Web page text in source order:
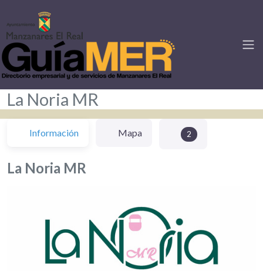
La Noria MR
Información Mapa 2
La Noria MR